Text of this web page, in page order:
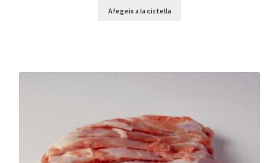
Afegeix a la cistella